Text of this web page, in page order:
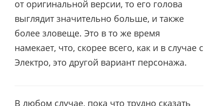
от оригинальной версии, то его голова
выглядит значительно больше, и также
более зловеще. Это в то же время
намекает, что, скорее всего, как и в случае с
Электро, это другой вариант персонажа.
В любом случае, пока что трудно сказать